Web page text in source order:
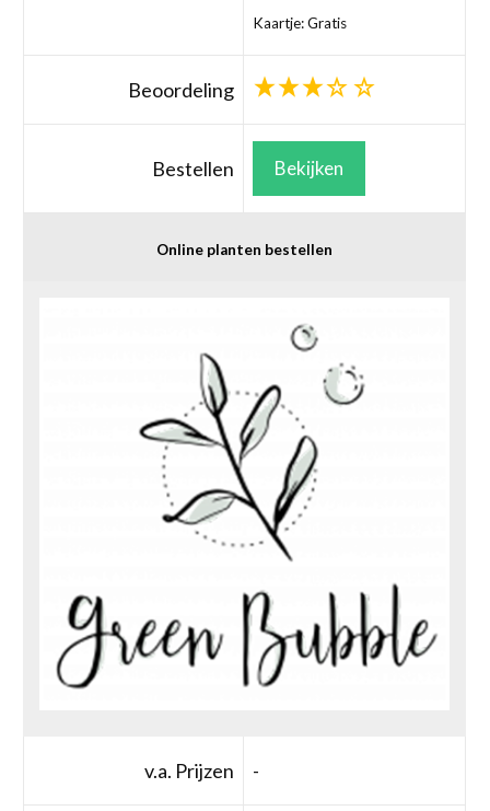
Kaartje: Gratis
Beoordeling
Bestellen Bekijken
Online planten bestellen
v.a. Prijzen -